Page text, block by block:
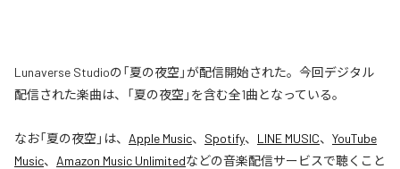
Lunaverse Studioの「夏の夜空」が配信開始された。今回デジタル
配信された楽曲は、「夏の夜空」を含む全1曲となっている。
なお「夏の夜空 」は、 Apple Music、 Spotify、 LINE MUSIC、 YouTube
Music、 Amazon Music Unlimitedなどの音楽配信サービスで聴くこと